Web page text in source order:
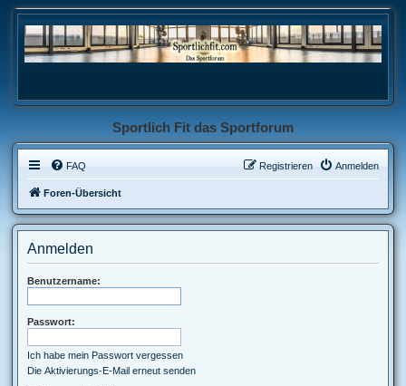
Sportlich Fit das Sportforum
FAQ Anmelden
Registrieren
Foren-Übersicht
Anmelden
Benutzername:
Passwort:
Ich habe mein Passwort vergessen
Die Aktivierungs-E-Mail erneut senden